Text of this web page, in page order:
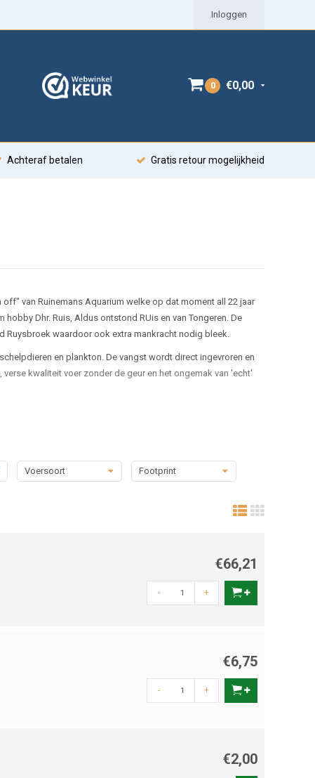
Inloggen
0 €0,00
Achteraf betalen Gratis retour mogelijkheid
van Ruinemans Aquarium welke op dat moment all 22 jaar
Dhr. Ruis, Aldus ontstond RUis en van Tongeren. De
Ruysbroek waardoor ook extra mankracht nodig bleek.
en plankton. De vangst wordt direct ingevroren en
kwaliteit voer zonder de geur en het ongemak van 'echt'
Voersoort Footprint
€66,21
- +
€6,75
- +
€2,00